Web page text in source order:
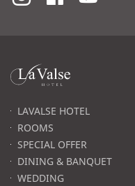
라
발
고LAVALSE HOTEL
ROOMS
SPECIAL OFFER
DINING & BANQUET
WEDDING